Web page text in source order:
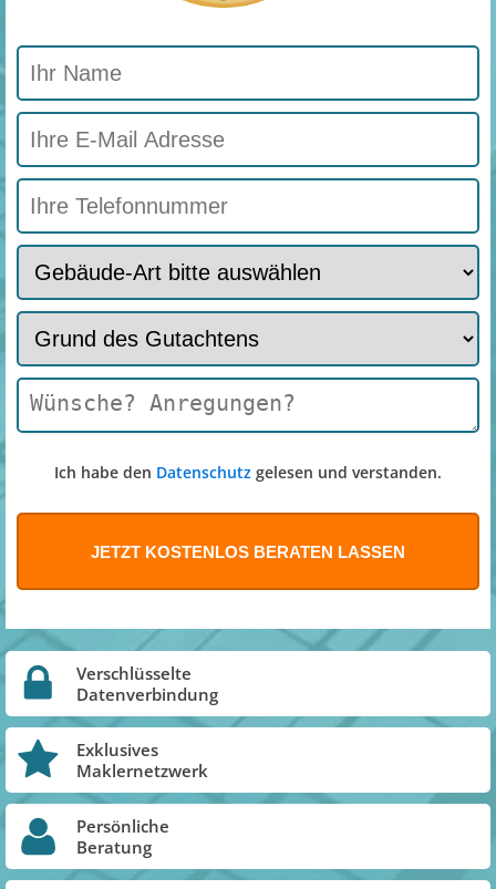
Ich habe den Datenschutz gelesen und verstanden.
Verschlüsselte
Datenverbindung
Exklusives
Maklernetzwerk
Persönliche
Beratung